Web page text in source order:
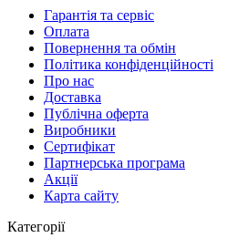
Гарантія та сервіс
Оплата
Повернення та обмін
Політика конфіденційності
Про нас
Доставка
Публічна оферта
Виробники
Сертифікат
Партнерська програма
Акції
Карта сайту
Категорії